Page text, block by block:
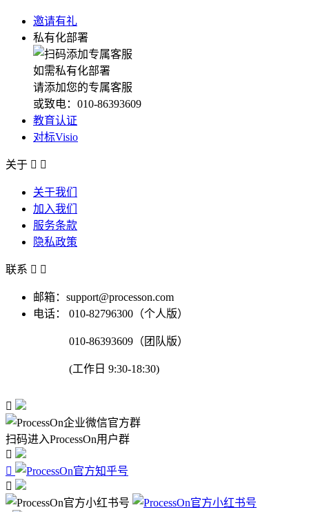
邀请有礼
私有化部署
如需私有化部署
请添加您的专属客服
或致电：010-86393609
教育认证
对标Visio
关于  
关于我们
加入我们
服务条款
隐私政策
联系  
邮箱：support@processon.com
电话：
010-82796300（个人版）
010-86393609（团队版）
(工作日 9:30-18:30)

扫码进入ProcessOn用户群


